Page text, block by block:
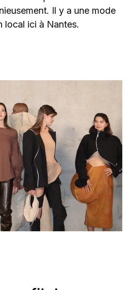
Il y a une mode
local ici à Nantes.